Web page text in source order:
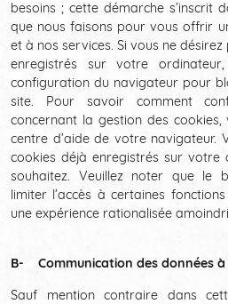
besoins ; cette démarche s’inscrit
que nous faisons pour vous offrir
et à nos services. Si vous ne
enregistrés sur votre
configuration du navigateur pour
site. Pour savoir comment
concernant la gestion des
centre d’aide de votre navigateur.
cookies déjà enregistrés sur votre
souhaitez. Veuillez noter que le
limiter l’accès à certaines
une expérience rationalisée
B- Communication des données à
Sauf mention contraire dans